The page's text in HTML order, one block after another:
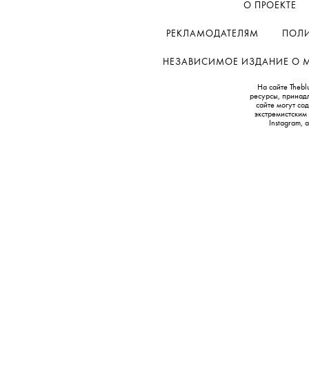
О ПРОЕКТЕ
РЕКЛАМОДАТЕЛЯМ
НЕЗАВИСИМОЕ ИЗДАНИЕ О
На сайте
ресурсы,
сайте могут
Instagram,